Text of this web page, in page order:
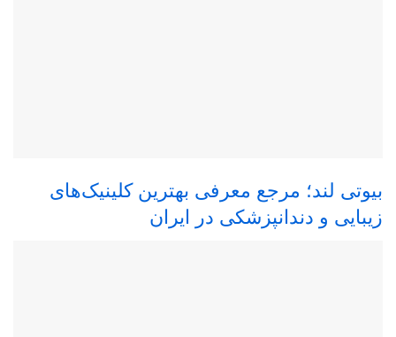
بیوتی لند؛ مرجع معرفی بهترین کلینیک‌های
زیبایی و دندانپزشکی در ایران